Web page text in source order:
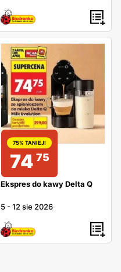
75% TANIEJ!
74 75
Ekspres do kawy Delta Q
5 -12 sie 2026